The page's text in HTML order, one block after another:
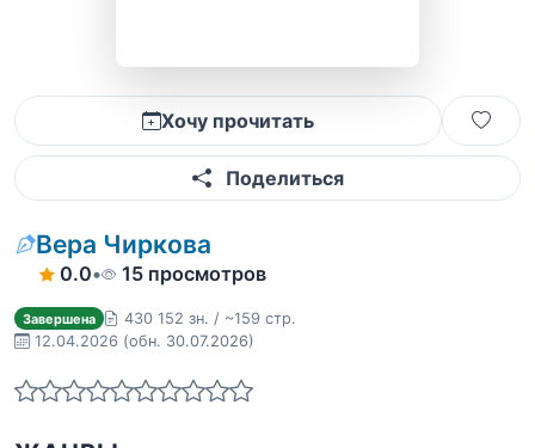
Хочу прочитать
Поделиться
Вера Чиркова
0.0• 15 просмотров
Завершена
430 152 зн. / ~159 стр.
12.04.2026 (обн. 30.07.2026)